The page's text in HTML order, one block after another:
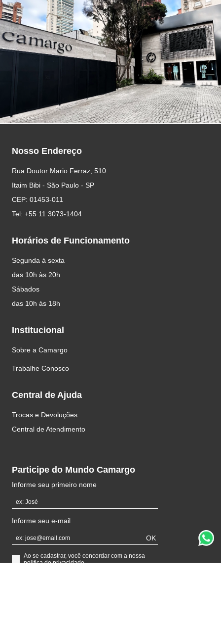
Nosso Endereço
Rua Doutor Mario Ferraz, 510
Itaim Bibi - São Paulo - SP
CEP: 01453-011
Tel: +55 11 3073-1404
Horários de Funcionamento
Segunda à sexta
das 10h às 20h
Sábados
das 10h às 18h
Institucional
Sobre a Camargo
Trabalhe Conosco
Central de Ajuda
Trocas e Devoluções
Central de Atendimento
Participe do Mundo Camargo
Informe seu primeiro nome
Informe seu e-mail
OK
Ao se cadastrar, você concordar com a nossa
política de privacidade